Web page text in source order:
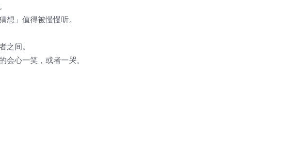
」值得被慢慢听。
之间。
心一笑，或者一哭。